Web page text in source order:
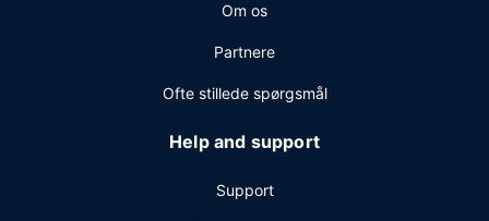
Om os
Partnere
Ofte stillede spørgsmål
Help and support
Support